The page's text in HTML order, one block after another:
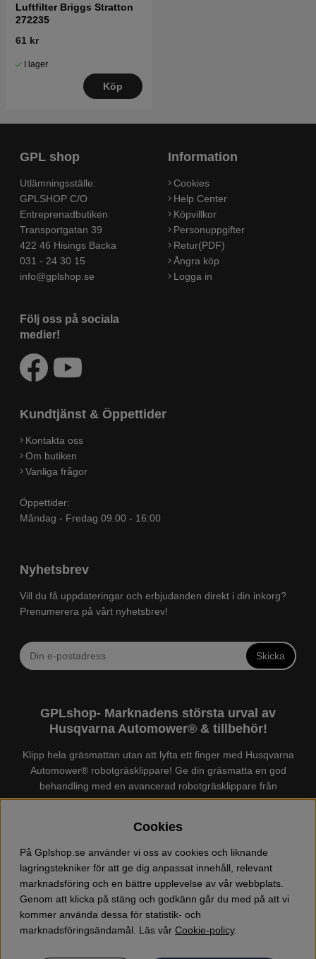
Luftfilter Briggs Stratton
272235
61 kr
I lager
Köp
GPL shop
Utlämningsställe:
GPLSHOP C/O
Entreprenadbutiken
Transportgatan 39
422 46 Hisings Backa
031 - 24 30 15
info@gplshop.se
Följ oss på sociala
medier!
Information
Cookies
Help Center
Köpvillkor
Personuppgifter
Retur(PDF)
Ångra köp
Logga in
Kundtjänst & Öppettider
Kontakta oss
Om butiken
Vanliga frågor
Öppettider:
Måndag - Fredag 09.00 - 16:00
Nyhetsbrev
Vill du få uppdateringar och erbjudanden direkt i din inkorg?
Prenumerera på vårt nyhetsbrev!
Skicka
GPLshop- Marknadens största urval av
Husqvarna Automower® & tillbehör!
Klipp hela gräsmattan utan att lyfta ett finger med Husqvarna
Automower® robotgräsklippare! Ge din gräsmatta en god
behandling med en avancerad robotgräsklippare från
Husqvarna. Det finns enHusqvarna Automower®för just din
marknadens största urval av tillbehör och reservdelar till
Husqvarna Automower® och GARDENA. Vi säljer även
Husqvarna skog och trädgårdsprodukter så som:
motorsågskläder och skor, grästrimmer, röjsåg, häcksax,
jordfräs, lövblås, högtryckstvätt, dammsugare, snöslunga,
kapmaskin, yxa, leksaker, olja mm. Välkommen till oss!
Cookies
På Gplshop.se använder vi oss av cookies och liknande
lagringstekniker för att ge dig anpassat innehåll, relevant
marknadsföring och en bättre upplevelse av vår webbplats.
Genom att klicka på stäng och godkänn går du med på att vi
kommer använda dessa för statistik- och
marknadsföringsändamål. Läs vår Cookie-policy.